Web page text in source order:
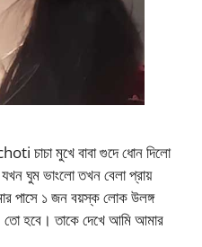
মুখে বাবা গুদে ধোন দিলো
ঘুম ভাংলো তখন বেলা প্রায়
পাসে ১ জন বয়স্ক লোক উলঙ্গ
তো হবে। তাকে দেখে আমি আমার